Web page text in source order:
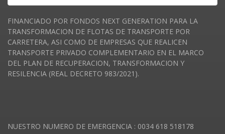
FINANCIADO POR FONDOS NEXT GENERATION PARA LA
TRANSFORMACION DE FLOTAS DE TRANSPORTE POR
CARRETERA, ASI COMO DE EMPRESAS QUE REALICEN
TRANSPORTE PRIVADO COMPLEMENTARIO EN EL MARCO
DEL PLAN DE RECUPERACION, TRANSFORMACION Y
RESILENCIA (REAL DECRETO 983/2021).
NUESTRO NUMERO DE EMERGENCIA : 0034 618 518178